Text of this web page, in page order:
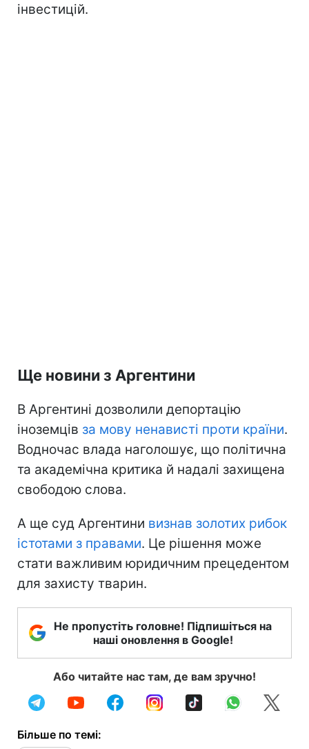
інвестицій.
Ще новини з Аргентини
В Аргентині дозволили депортацію
іноземців за мову ненависті проти країни.
Водночас влада наголошує, що політична
та академічна критика й надалі захищена
свободою слова.
А ще суд Аргентини визнав золотих рибок
істотами з правами. Це рішення може
стати важливим юридичним прецедентом
для захисту тварин.
Не пропустіть головне! Підпишіться на
наші оновлення в Google!
Або читайте нас там, де вам зручно!
Більше по темі: